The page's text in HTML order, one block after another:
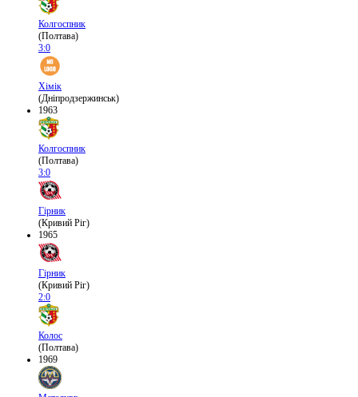
Колгоспник
(Полтава)
3:0
Хімік
(Дніпродзержинськ)
1963
Колгоспник
(Полтава)
3:0
Гірник
(Кривий Ріг)
1965
Гірник
(Кривий Ріг)
2:0
Колос
(Полтава)
1969